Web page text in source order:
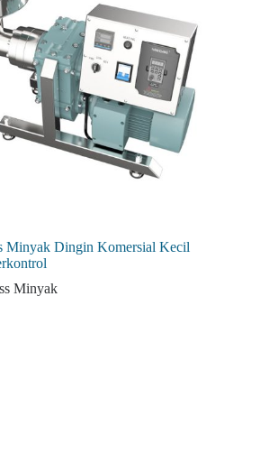
Minyak Dingin Komersial Kecil
Minyak